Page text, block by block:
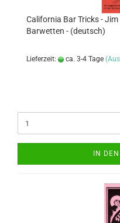
California Bar Tricks -
Barwetten - (deutsch)
Lieferzeit: ca. 3-4 Tage
IN